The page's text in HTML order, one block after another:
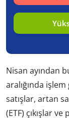
Nisan ayından
aralığında
satışlar, artan
(ETF) çıkışlar